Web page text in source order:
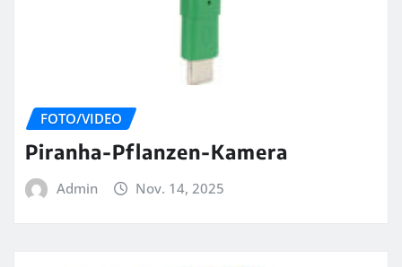
FOTO/VIDEO
Piranha-Pflanzen-Kamera
Admin Nov. 14, 2025